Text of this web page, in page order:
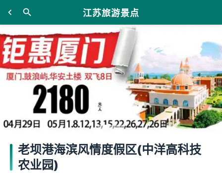
江苏旅游景点
老坝港海滨风情度假区(中洋高科技
农业园)